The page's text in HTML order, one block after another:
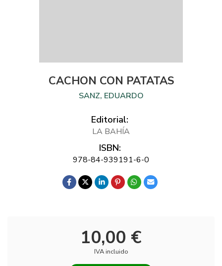
CACHON CON PATATAS
SANZ, EDUARDO
Editorial:
LA BAHÍA
ISBN:
978-84-939191-6-0
10,00 €
IVA incluido